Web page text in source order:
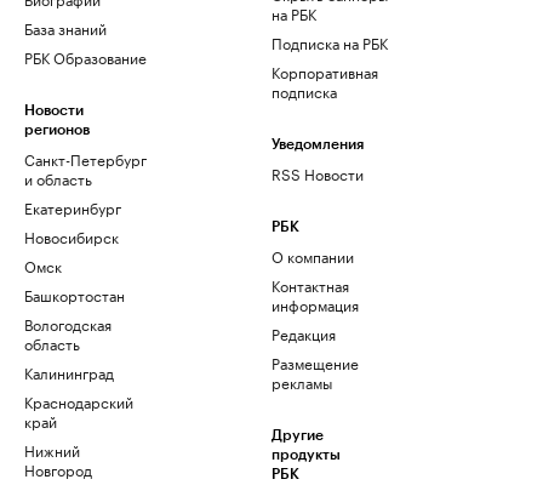
База знаний
РБК Образование
Новости
регионов
Санкт-Петербург
и область
Екатеринбург
Новосибирск
Омск
Башкортостан
Вологодская
область
Калининград
Краснодарский
край
Нижний
Новгород
на РБК
Подписка на РБК
Корпоративная
подписка
Уведомления
RSS Новости
РБК
О компании
Контактная
информация
Редакция
Размещение
рекламы
Другие
продукты
РБК